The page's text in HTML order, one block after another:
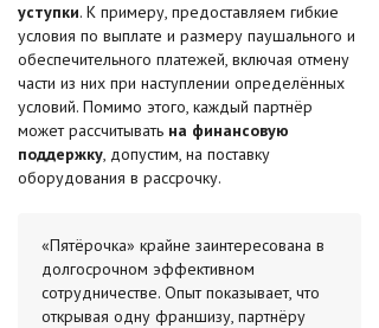
уступки. К примеру, предоставляем гибкие
условия по выплате и размеру паушального и
обеспечительного платежей, включая отмену
части из них при наступлении определённых
условий. Помимо этого, каждый партнёр
может рассчитывать на финансовую
поддержку, допустим, на поставку
оборудования в рассрочку.
«Пятёрочка» крайне заинтересована в
долгосрочном эффективном
сотрудничестве. Опыт показывает, что
открывая одну франшизу, партнёру